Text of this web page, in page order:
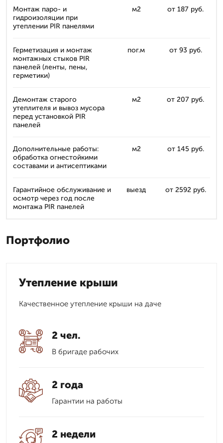
Монтаж паро- и
гидроизоляции при
утеплении PIR панелями
м2 от 187 руб.
Герметизация и монтаж
монтажных стыков PIR
панелей (ленты, пены,
герметики)
пог.м от 93 руб.
Демонтаж старого
утеплителя и вывоз мусора
перед установкой PIR
панелей
м2 от 207 руб.
Дополнительные работы:
обработка огнестойкими
составами и антисептиками
м2 от 145 руб.
Гарантийное обслуживание и
осмотр через год после
монтажа PIR панелей
выезд от 2592 руб.
Портфолио
Утепление крыши
Качественное утепление крыши на даче
2 чел.
В бригаде рабочих
2 года
Гарантии на работы
2 недели